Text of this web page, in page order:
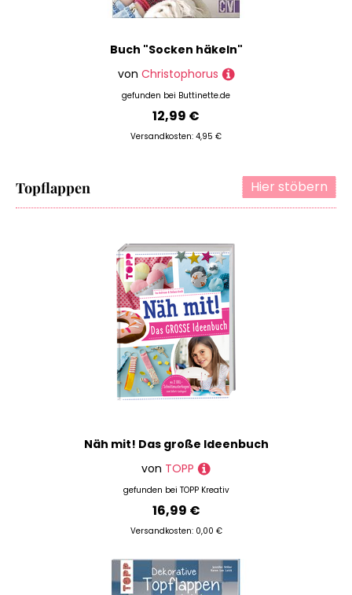
Buch "Socken häkeln"
von Christophorus
gefunden bei Buttinette.de
12,99 €
Versandkosten: 4,95 €
Hier stöbern
Topflappen
Näh mit! Das große Ideenbuch
von TOPP
gefunden bei TOPP Kreativ
16,99 €
Versandkosten: 0,00 €